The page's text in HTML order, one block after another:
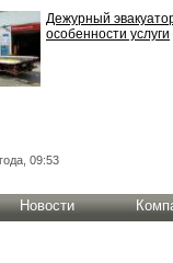
Дежурный
особенности услуги
09:53
Новости